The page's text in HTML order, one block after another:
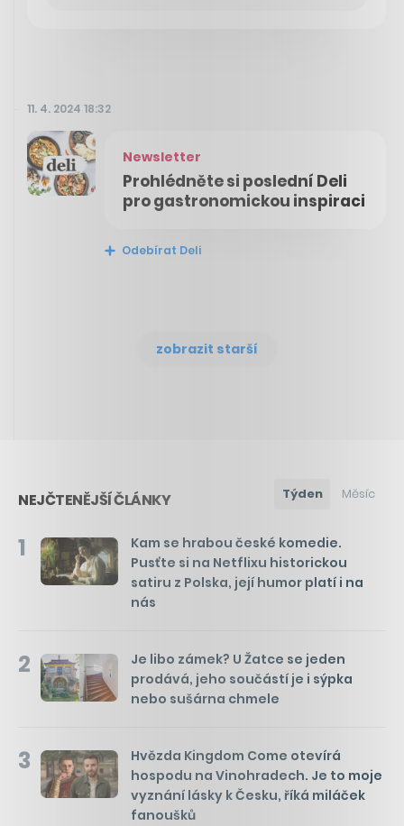
11. 4. 2024 18:32
Newsletter
Prohlédněte si poslední Deli
pro gastronomickou inspiraci
Odebírat Deli
zobrazit starší
NEJČTENĚJŠÍ ČLÁNKY Týden Měsíc
1
Kam se hrabou české komedie.
Pusťte si na Netflixu historickou
satiru z Polska, její humor platí i na
nás
2
Je libo zámek? U Žatce se jeden
prodává, jeho součástí je i sýpka
nebo sušárna chmele
3
Hvězda Kingdom Come otevírá
hospodu na Vinohradech. Je to moje
vyznání lásky k Česku, říká miláček
fanoušků